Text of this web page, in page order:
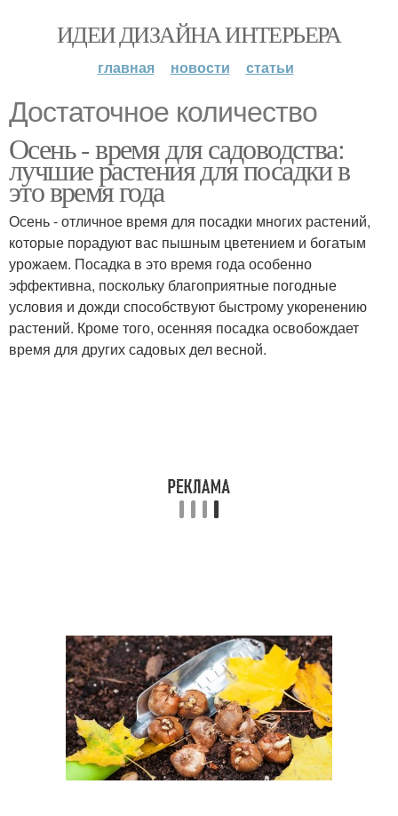
ИДЕИ ДИЗАЙНА ИНТЕРЬЕРА
главная новости статьи
Достаточное количество
Осень - время для садоводства:
лучшие растения для посадки в
это время года
Осень - отличное время для посадки многих растений,
которые порадуют вас пышным цветением и богатым
урожаем. Посадка в это время года особенно
эффективна, поскольку благоприятные погодные
условия и дожди способствуют быстрому укоренению
растений. Кроме того, осенняя посадка освобождает
время для других садовых дел весной.